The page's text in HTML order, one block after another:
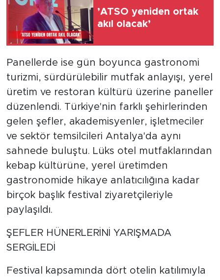
’ATSO yeniden ortak
akıl olacak’
Panellerde ise gün boyunca gastronomi
turizmi, sürdürülebilir mutfak anlayışı, yerel
üretim ve restoran kültürü üzerine paneller
düzenlendi. Türkiye'nin farklı şehirlerinden
gelen şefler, akademisyenler, işletmeciler
ve sektör temsilcileri Antalya'da aynı
sahnede buluştu. Lüks otel mutfaklarından
kebap kültürüne, yerel üretimden
gastronomide hikaye anlatıcılığına kadar
birçok başlık festival ziyaretçileriyle
paylaşıldı.
ŞEFLER HÜNERLERİNİ YARIŞMADA
SERGİLEDİ
Festival kapsamında dört otelin katılımıyla